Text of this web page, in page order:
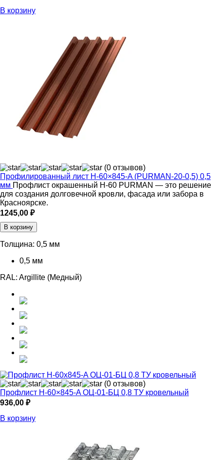
В корзину
(0 отзывов)
Профилированный лист Н-60×845-A (PURMAN-20-0,5) 0,5
мм Профлист окрашенный Н-60 PURMAN — это решение
для создания долговечной кровли, фасада или забора в
Красноярске.
1245,00 ₽
В корзину
Толщина: 0,5 мм
0,5 мм
RAL: Argillite (Медный)
(0 отзывов)
Профлист Н-60×845-A ОЦ-01-БЦ 0,8 ТУ кровельный
936,00 ₽
В корзину